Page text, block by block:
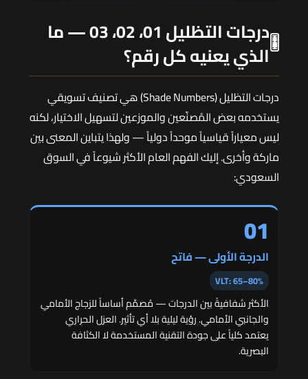
🎚️ درجات التظليل 01، 02، 03 — ما
الذي يعنيه كل رقم؟
درجات التظليل (Shade Numbers) هي تصنيف تسويقي
يستخدمه بعض المُصنّعين والموزعين لتسهيل الاختيار، لكنه
ليس معياراً قياسياً موحداً دولياً — ولهذا يتباين المعنى بين
ماركة وأخرى. إليك الفهم العام الأكثر شيوعاً في السوق
السعودي:
01
الدرجة الأولى — فاتح
VLT: 65–80%
الأكثر شفافيةً بين الدرجات — مُصمَّم أساساً للزجاج الأمامي
والجانبي الأمامي. رؤية ليلية بلا أي تأثير. العزل الحراري
يعتمد كلياً على جودة التقنية المستخدمة لا الكثافة
البصرية.